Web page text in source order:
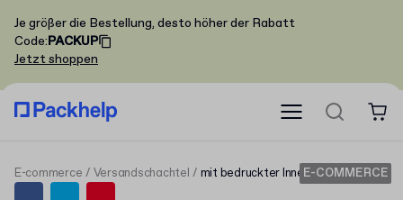
Je größer die Bestellung, desto höher der Rabatt
Code:PACKUP
Jetzt shoppen
E-commerce Versandschachtel mit bedruckter InnenseiteE-COMMERCE